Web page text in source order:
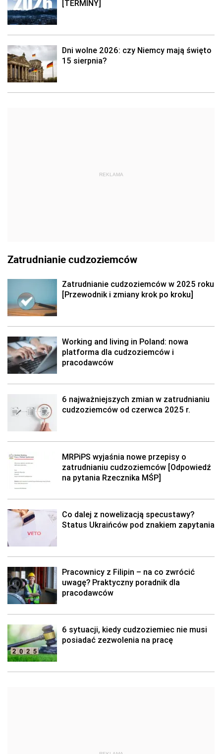
[TERMINY]
Dni wolne 2026: czy Niemcy mają święto
15 sierpnia?
REKLAMA
Zatrudnianie cudzoziemców
Zatrudnianie cudzoziemców w 2025 roku
[Przewodnik i zmiany krok po kroku]
Working and living in Poland: nowa
platforma dla cudzoziemców i
pracodawców
6 najważniejszych zmian w zatrudnianiu
cudzoziemców od czerwca 2025 r.
MRPiPS wyjaśnia nowe przepisy o
zatrudnianiu cudzoziemców [Odpowiedź
na pytania Rzecznika MŚP]
Co dalej z nowelizacją specustawy?
Status Ukraińców pod znakiem zapytania
Pracownicy z Filipin – na co zwrócić
uwagę? Praktyczny poradnik dla
pracodawców
6 sytuacji, kiedy cudzoziemiec nie musi
posiadać zezwolenia na pracę